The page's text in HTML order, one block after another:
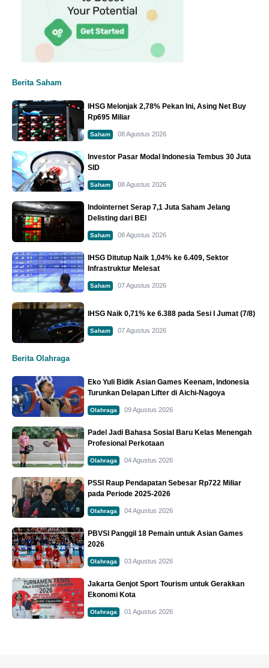
Berita Saham
IHSG Melonjak 2,78% Pekan Ini, Asing Net Buy
Rp695 Miliar
Saham 08 Agustus 2026
Investor Pasar Modal Indonesia Tembus 30 Juta
SID
Saham 08 Agustus 2026
Indointernet Serap 7,1 Juta Saham Jelang
Delisting dari BEI
Saham 08 Agustus 2026
IHSG Ditutup Naik 1,04% ke 6.409, Sektor
Infrastruktur Melesat
Saham 07 Agustus 2026
IHSG Naik 0,71% ke 6.388 pada Sesi I Jumat (7/8)
Saham 07 Agustus 2026
Berita Olahraga
Eko Yuli Bidik Asian Games Keenam, Indonesia
Turunkan Delapan Lifter di Aichi-Nagoya
Olahraga 09 Agustus 2026
Padel Jadi Bahasa Sosial Baru Kelas Menengah
Profesional Perkotaan
Olahraga 04 Agustus 2026
PSSI Raup Pendapatan Sebesar Rp722 Miliar
pada Periode 2025-2026
Olahraga 04 Agustus 2026
PBVSI Panggil 18 Pemain untuk Asian Games
2026
Olahraga 03 Agustus 2026
Jakarta Genjot Sport Tourism untuk Gerakkan
Ekonomi Kota
Olahraga 01 Agustus 2026